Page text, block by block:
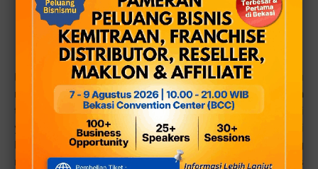
Di samping menu masakan bebek. ada juga menu
masakan ayam dengan olahan bumbu yang serupa
tentunya dengan harga yang lebih murah. Untuk porsi
yang lebih kecil saya menyarankan Anda untuk menikmati
Burung Puyuh Goreng ataupun Burung Puyuh Bakar yang
memang khas Klaten. Hmmmm dijamin Mak Nyoss